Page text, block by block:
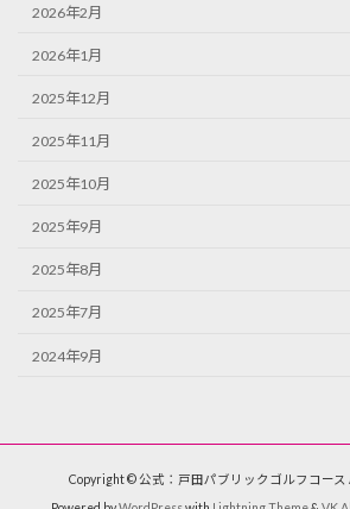
2026年2月
2026年1月
2025年12月
2025年11月
2025年10月
2025年9月
2025年8月
2025年7月
2024年9月
Copyright © 公式：戸田パブリックゴルフコース